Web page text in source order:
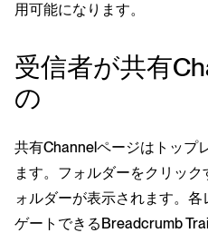
用可能になります。
受信者が共有
の
共有Channelページはトップ
ます。フォルダーをクリッ
ォルダーが表示されます。
ゲートできるBreadcrumb